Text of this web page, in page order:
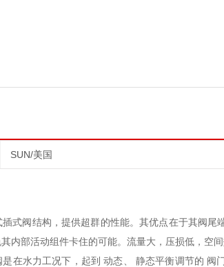
SUN/美国
插式阀结构，提供超群的性能。其优点在于其阀
内部活动组件卡住的可能。流量大，压损低，空
在水力工况下，起到 动态、 静态平衡调节的 阀